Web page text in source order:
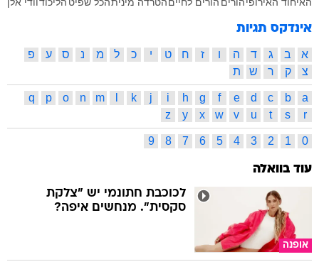
אינדקס תגיות
א ב ג ד ה ו ז ח ט י כ ל מ נ ס ע
פ
צ
ק ר ש ת
a
b
c
d
e
f
g
h
i
j
k
m
n
o
p
q
r
s
t
u
v
w
x
y
z
0
1
2
3
4
5
6
7
8
9
עוד בוואלה
אופנה
לכוכבת חתונמי יש "צלקת
סקסית". מנחשים איפה?